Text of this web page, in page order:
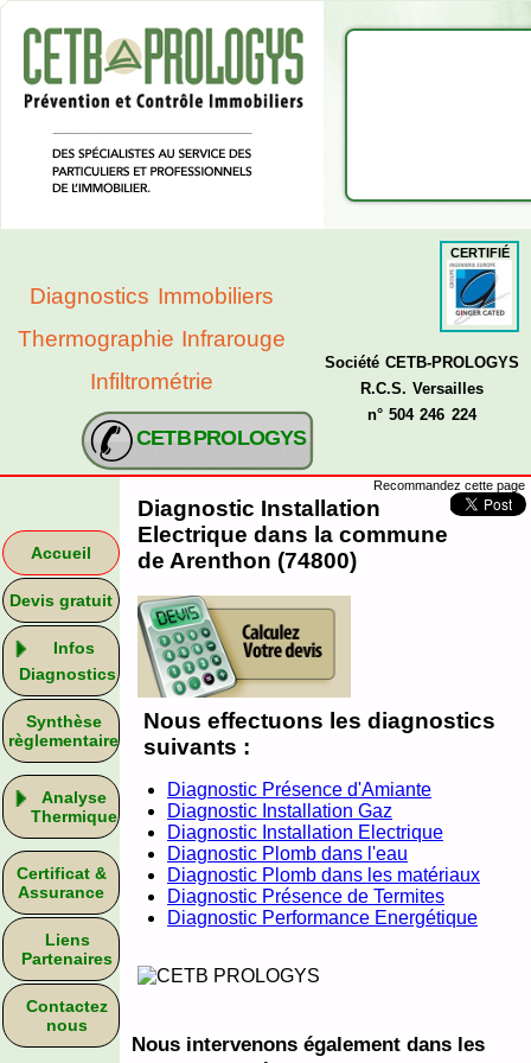
Diagnostics Immobiliers
Thermographie Infrarouge
Infiltrométrie
CERTIFIÉ
Société CETB-PROLOGYS
R.C.S. Versailles
n° 504 246 224
CETB PROLOGYS
Accueil
Devis gratuit
Infos
Diagnostics
Synthèse
règlementaire
Analyse
Thermique
Certificat &
Assurance
Liens
Partenaires
Contactez
nous
Recommandez cette page
Diagnostic Installation
Electrique dans la commune
de Arenthon (74800)
Nous effectuons les diagnostics
suivants :
Diagnostic Présence d'Amiante
Diagnostic Installation Gaz
Diagnostic Installation Electrique
Diagnostic Plomb dans l'eau
Diagnostic Plomb dans les matériaux
Diagnostic Présence de Termites
Diagnostic Performance Energétique
Nous intervenons également dans les